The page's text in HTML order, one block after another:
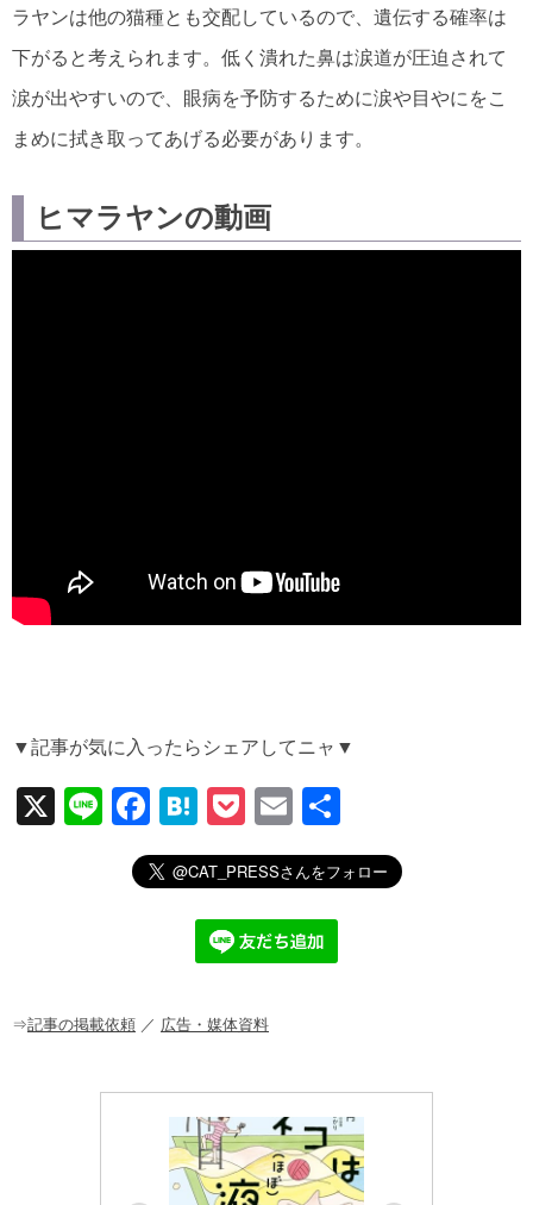
ラヤンは他の猫種とも交配しているので、遺伝する確率は
下がると考えられます。低く潰れた鼻は涙道が圧迫されて
涙が出やすいので、眼病を予防するために涙や目やにをこ
まめに拭き取ってあげる必要があります。
ヒマラヤンの動画
▼記事が気に入ったらシェアしてニャ▼
X
Li
F
a
c
o
H
at
e
n
a
P
o
ck
et
E
m
ail
有
⇒記事の掲載依頼 ／ 広告・媒体資料